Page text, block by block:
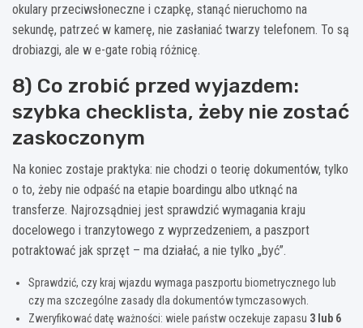
okulary przeciwsłoneczne i czapkę, stanąć nieruchomo na
sekundę, patrzeć w kamerę, nie zasłaniać twarzy telefonem. To są
drobiazgi, ale w e-gate robią różnicę.
8) Co zrobić przed wyjazdem:
szybka checklista, żeby nie zostać
zaskoczonym
Na koniec zostaje praktyka: nie chodzi o teorię dokumentów, tylko
o to, żeby nie odpaść na etapie boardingu albo utknąć na
transferze. Najrozsądniej jest sprawdzić wymagania kraju
docelowego i tranzytowego z wyprzedzeniem, a paszport
potraktować jak sprzęt – ma działać, a nie tylko „być”.
Sprawdzić, czy kraj wjazdu wymaga paszportu biometrycznego lub
czy ma szczególne zasady dla dokumentów tymczasowych.
Zweryfikować datę ważności: wiele państw oczekuje zapasu 3 lub 6